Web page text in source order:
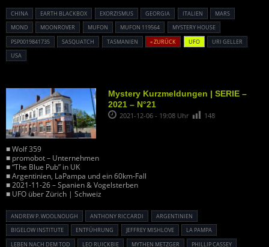
CHINA EARTH BLACKBOX EXORZISMUS GEORGIA ITALIEN
MARS
MOND
MOONROVER MUFON MUFON 119564
MYSTERY HOUSE
PSP0019841735
SASQUATCH TASMANIEN « ZURÜCK UFO
URI GELLER
USA
Mystery Kurzmeldungen | SERIE –
2021 – N°21
2021-12-06 - 19:08 Uhr 148
■ Wolf 359
■ promobot – Unternehmen
■ “The Blue Pub” in UK
■ Argentinien, LaPampa und ein 60km-Fall
■ 2021-11-26 – Spanien & Vogelsterben
■ UFO über Zürich | Schweiz
ANDREW P. WOOLNOUGH ANTHONY RICCARDI
ARGENTINIEN
BIGELOW INSTITUTE
ENTFÜHRUNG JEFFREY MISHLOVE
LA PAMPA
LEBEN NACH DEM TOD
LEO RUICKBIE MYTHEN METZGER PHILLIP CASSEY